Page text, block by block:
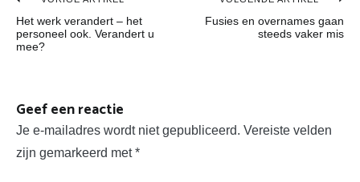
Bericht
navigatie
Het werk verandert – het
personeel ook. Verandert u
mee?
Fusies en overnames gaan
steeds vaker mis
Geef een reactie
Je e-mailadres wordt niet gepubliceerd. Vereiste velden
zijn gemarkeerd met*